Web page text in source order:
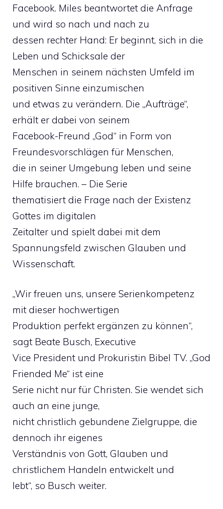
Facebook. Miles beantwortet die Anfrage
und wird so nach und nach zu
dessen rechter Hand: Er beginnt, sich in die
Leben und Schicksale der
Menschen in seinem nächsten Umfeld im
positiven Sinne einzumischen
und etwas zu verändern. Die „Aufträge“,
erhält er dabei von seinem
Facebook-Freund „God“ in Form von
Freundesvorschlägen für Menschen,
die in seiner Umgebung leben und seine
Hilfe brauchen. – Die Serie
thematisiert die Frage nach der Existenz
Gottes im digitalen
Zeitalter und spielt dabei mit dem
Spannungsfeld zwischen Glauben und
Wissenschaft.
„Wir freuen uns, unsere Serienkompetenz
mit dieser hochwertigen
Produktion perfekt ergänzen zu können“,
sagt Beate Busch, Executive
Vice President und Prokuristin Bibel TV. „God
Friended Me“ ist eine
Serie nicht nur für Christen. Sie wendet sich
auch an eine junge,
nicht christlich gebundene Zielgruppe, die
dennoch ihr eigenes
Verständnis von Gott, Glauben und
christlichem Handeln entwickelt und
lebt“, so Busch weiter.